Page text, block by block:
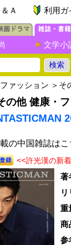
＆Ａ 利用ガ
文学小
ァッション ＞ そ
の他 健康・
の中国雑誌はこ
<<許光漢の新
著
重
商
参